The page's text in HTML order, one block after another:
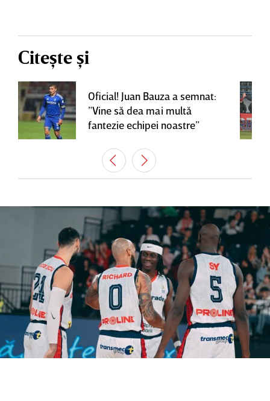
Citește și
Oficial! Juan Bauza a semnat:
”Vine să dea mai multă
fantezie echipei noastre”